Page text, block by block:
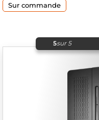
Sur commande
5sur 5